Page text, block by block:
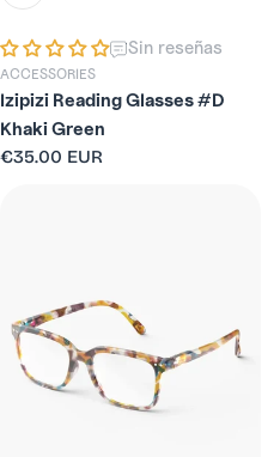
Sin reseñas
ACCESSORIES
Izipizi Reading Glasses #D
Khaki Green
Precio
€35.00 EUR